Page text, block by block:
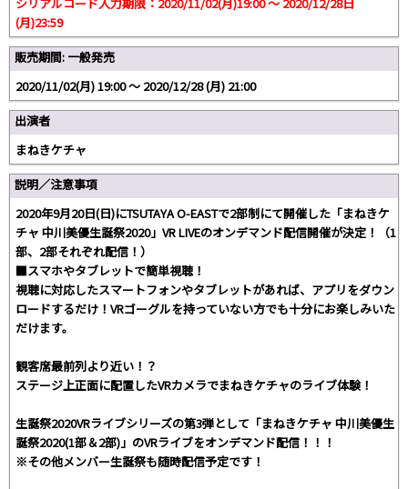
(月)23:59
販売期間: 一般発売
2020/11/02(月) 19:00 〜 2020/12/28 (月) 21:00
出演者
まねきケチャ
説明／注意事項
2020年9月20日(日)にTSUTAYA O-EASTで2部制にて開催した「まねきケ
チャ 中川美優生誕祭2020」VR LIVEのオンデマンド配信開催が決定！（1
部、2部それぞれ配信！）
■スマホやタブレットで簡単視聴！
視聴に対応したスマートフォンやタブレットがあれば、アプリをダウン
ロードするだけ！VRゴーグルを持っていない方でも十分にお楽しみいた
だけます。
観客席最前列より近い！？
ステージ上正面に配置したVRカメラでまねきケチャのライブ体験！
生誕祭2020VRライブシリーズの第3弾として「まねきケチャ 中川美優生
誕祭2020(1部＆2部)」のVRライブをオンデマンド配信！！！
※その他メンバー生誕祭も随時配信予定です！